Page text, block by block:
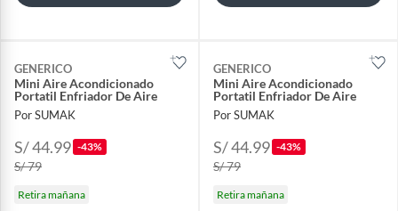
GENERICO
Mini Aire Acondicionado
Portatil Enfriador De Aire
Por SUMAK
S/ 44.99 -43%
S/ 79
Retira mañana
GENERICO
Mini Aire Acondicionado
Portatil Enfriador De Aire
Por SUMAK
S/ 44.99 -43%
S/ 79
Retira mañana